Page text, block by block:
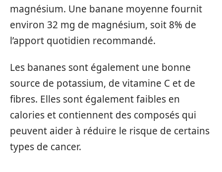
magnésium. Une banane moyenne fournit
environ 32 mg de magnésium, soit 8% de
l’apport quotidien recommandé.
Les bananes sont également une bonne
source de potassium, de vitamine C et de
fibres. Elles sont également faibles en
calories et contiennent des composés qui
peuvent aider à réduire le risque de certains
types de cancer.